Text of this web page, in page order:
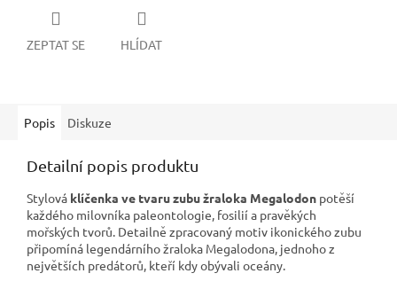
ZEPTAT SE HLÍDAT
Popis Diskuze
Detailní popis produktu
Stylová klíčenka ve tvaru zubu žraloka Megalodon potěší
každého milovníka paleontologie, fosilií a pravěkých
mořských tvorů. Detailně zpracovaný motiv ikonického zubu
připomíná legendárního žraloka Megalodona, jednoho z
největších predátorů, kteří kdy obývali oceány.